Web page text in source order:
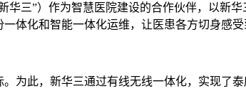
三”）作为智慧医院建设的合作伙伴，以新
体化和智能一体化运维，让医患各方切身感受
为此，新华三通过有线无线一体化，实现了